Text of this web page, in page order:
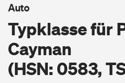
Berufsunfähigkeitsversicherung
Erwerbsunfähigkeitsversicherung
Wohnen
Wohngebäudeversicherung
Typklasse für
Cayman
(HSN: 0583,
Auto